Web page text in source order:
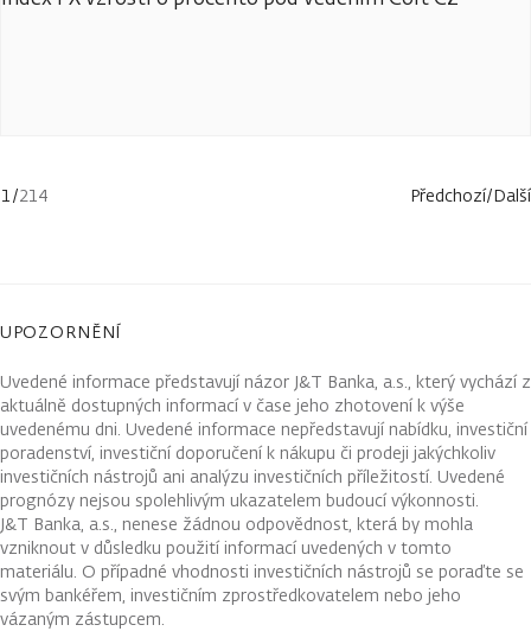
1/214 Předchozí/Další
UPOZORNĚNÍ
Uvedené informace představují názor J&T Banka, a.s., který vychází z
aktuálně dostupných informací v čase jeho zhotovení k výše
uvedenému dni. Uvedené informace nepředstavují nabídku, investiční
poradenství, investiční doporučení k nákupu či prodeji jakýchkoliv
investičních nástrojů ani analýzu investičních příležitostí. Uvedené
prognózy nejsou spolehlivým ukazatelem budoucí výkonnosti.
J&T Banka, a.s., nenese žádnou odpovědnost, která by mohla
vzniknout v důsledku použití informací uvedených v tomto
materiálu. O případné vhodnosti investičních nástrojů se poraďte se
svým bankéřem, investičním zprostředkovatelem nebo jeho
vázaným zástupcem.